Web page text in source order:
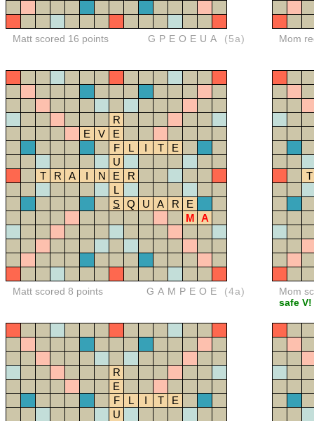
Matt scored 16 points GPEOEUA (5a) Mom
R
E
V
E
F
L I T
E
U
T
R A I N E
R
L
S Q U A R
E
M A
Matt scored 8 points GAMPEOE (4a)
T
Mom
safe V!
R
E
F
L I T
E
U